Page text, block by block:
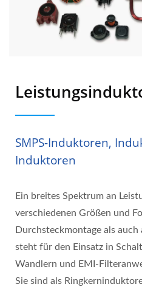
SMPS-Induktoren,
Induktoren
Ein breites Spektrum an
verschiedenen Größen und
Durchsteckmontage als
steht für den Einsatz in
Wandlern und EMI-
Sie sind als